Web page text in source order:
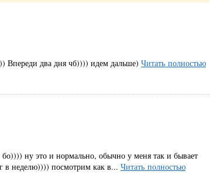
Впереди два дня чб)))) идем дальше) Читать полностью
ну это и нормально, обычно у меня так и бывает
в неделю)))) посмотрим как в... Читать полностью